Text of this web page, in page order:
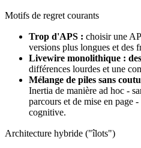
Motifs de regret courants
Trop d'APS : choisir une
versions plus longues et des
Livewire monolithique : des
différences lourdes et une
Mélange de piles sans
Inertia de manière ad hoc -
parcours et de mise en page
cognitive.
Architecture hybride ("îlots")